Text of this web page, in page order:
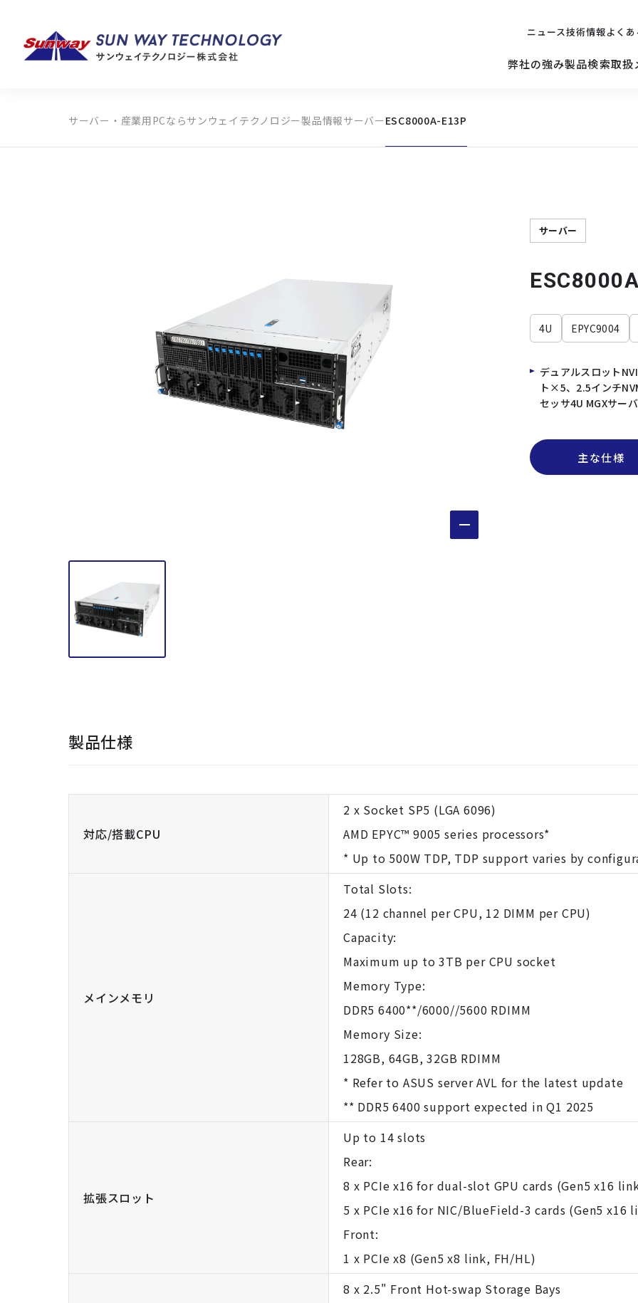
ニュース技術情報よく
弊社の強み製品検索
製品カテゴリから探す
メーカーから探す
サーバー
取扱
キッティング
ご購入を検討されている方へ
サーバー・産業用PCならサンウェイテクノロジー製品情報サーバー ESC8000A-E13P
サーバー
4U EPYC9004
デュアルスロット
ト×5、2.5インチ
セッサ4U MGXサーバ
主な仕様
製品仕様
対応/搭載CPU
2 x Socket SP5 (LGA 6096)
AMD EPYC™ 9005 series processors*
* Up to 500W TDP, TDP support varies by
メインメモリ
Total Slots:
24 (12 channel per CPU, 12 DIMM per CPU)
Capacity:
Maximum up to 3TB per CPU socket
Memory Type:
DDR5 6400**/6000//5600 RDIMM
Memory Size:
128GB, 64GB, 32GB RDIMM
* Refer to ASUS server AVL for the latest update
** DDR5 6400 support expected in Q1 2025
拡張スロット
Up to 14 slots
Rear:
8 x PCIe x16 for dual-slot GPU cards (Gen5 x16
5 x PCIe x16 for NIC/BlueField-3 cards (Gen5 x16
Front:
1 x PCIe x8 (Gen5 x8 link, FH/HL)
8 x 2.5" Front Hot-swap Storage Bays